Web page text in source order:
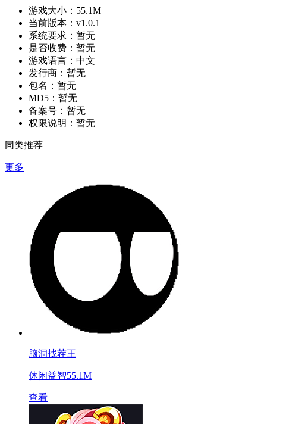
游戏大小： 55.1M
当前版本： v1.0.1
系统要求： 暂无
是否收费： 暂无
游戏语言： 中文
发行商： 暂无
包名： 暂无
MD5： 暂无
备案号： 暂无
权限说明： 暂无
同类推荐
更多
脑洞找茬王
休闲益智55.1M
查看